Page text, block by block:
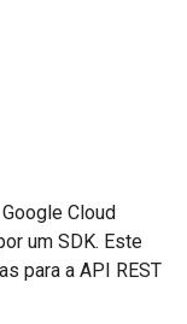
Cloud
um SDK. Este
para a API REST